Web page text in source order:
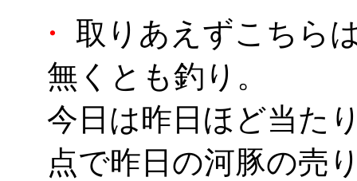
・
取りあえずこちら
無くとも釣り。
今日は昨日ほど当た
点で昨日の河豚の売